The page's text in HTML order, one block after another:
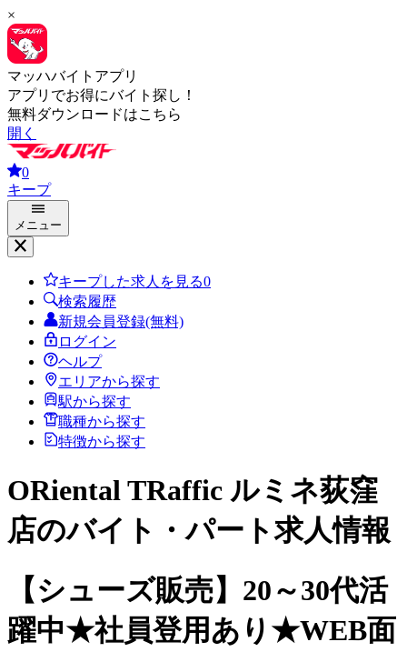
×
マッハバイトアプリ
アプリでお得にバイト探し！
無料ダウンロードはこちら
開く
0
キープ
メニュー
キープした求人を見る0
検索履歴
新規会員登録(無料)
ログイン
ヘルプ
エリアから探す
駅から探す
職種から探す
特徴から探す
ORiental TRaffic ルミネ荻窪
店のバイト・パート求人情報
【シューズ販売】20～30代活
躍中★社員登用あり★WEB面